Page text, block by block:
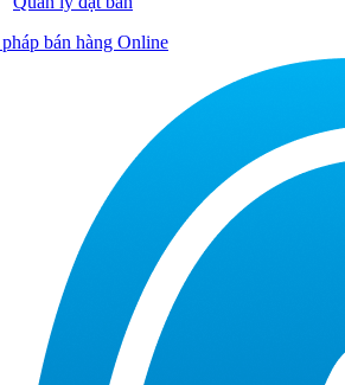
bán hàng Online